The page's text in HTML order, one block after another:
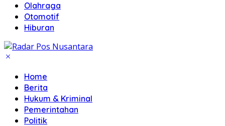
Olahraga
Otomotif
Hiburan
Home
Berita
Hukum & Kriminal
Pemerintahan
Politik